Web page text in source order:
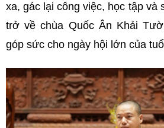
xa, gác lại công việc, học tập và
trở về chùa Quốc Ân Khải
góp sức cho ngày hội lớn của